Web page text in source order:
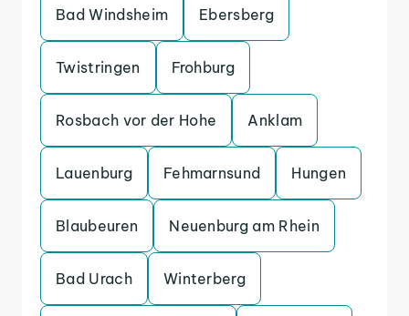
Bad Windsheim Ebersberg
Twistringen Frohburg
Rosbach vor der Hohe Anklam
Lauenburg Fehmarnsund Hungen
Blaubeuren Neuenburg am Rhein
Bad Urach Winterberg